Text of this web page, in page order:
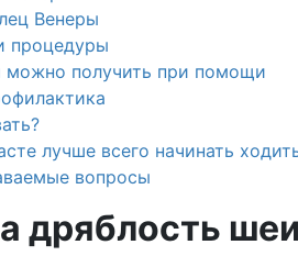
Венеры
процедуры
можно получить при помощи
лучше всего начинать
вопросы
дряблость